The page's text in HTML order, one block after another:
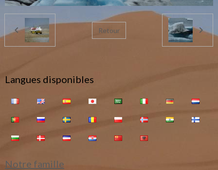
Retour
Langues disponibles
Notre famille